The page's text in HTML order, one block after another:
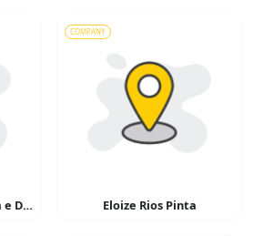
Higi Box Desentupidora e Dedetizadora
COMPANY
Eloize Rios Pinta